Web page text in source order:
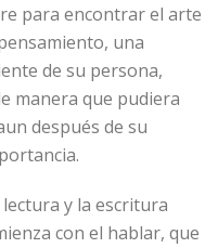
para encontrar el arte
una
de su persona,
manera que pudiera
después de su
y la escritura
con el hablar, que